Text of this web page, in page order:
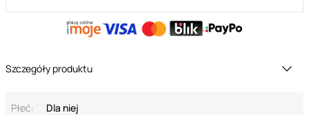
Szczegóły produktu
Płeć: Dla niej